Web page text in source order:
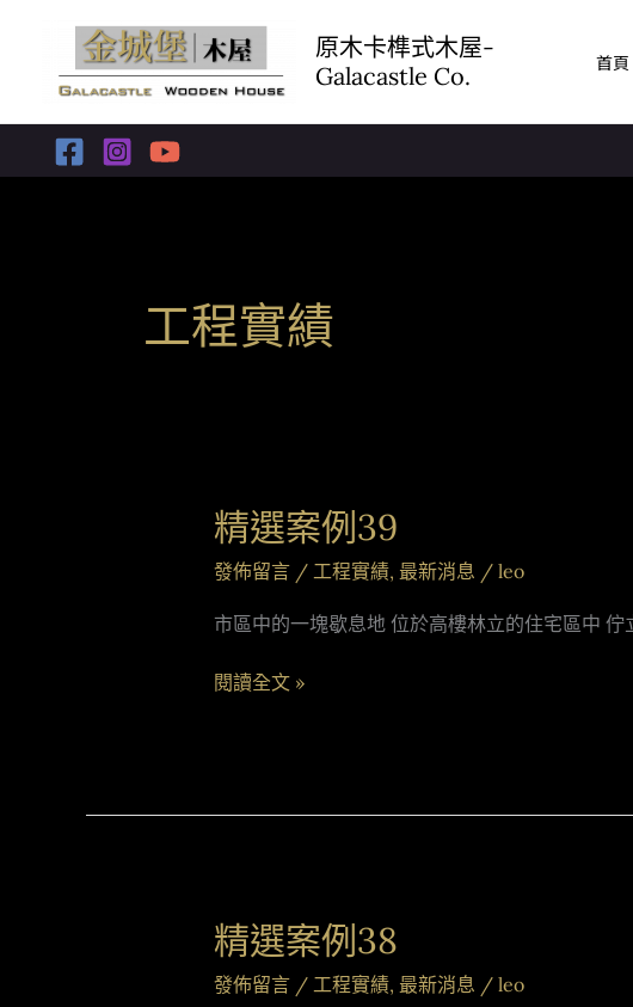
原木卡榫式木屋-
Galacastle Co.
首頁
工程實績
精選案例39
發佈留言 / 工程實績, 最新消息 / leo
市區中的一塊歇息地 位於高樓林立的住宅區中
精
選
案
39
閱讀全文 »
精選案例38
發佈留言 / 工程實績, 最新消息 / leo
精
選
案